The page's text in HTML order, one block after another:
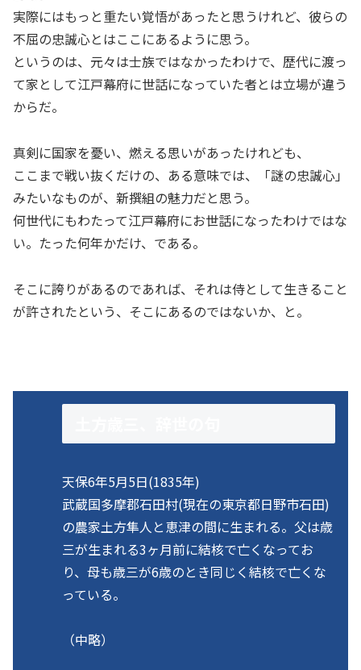
実際にはもっと重たい覚悟があったと思うけれど、彼らの
不屈の忠誠心とはここにあるように思う。
というのは、元々は士族ではなかったわけで、歴代に渡っ
て家として江戸幕府に世話になっていた者とは立場が違う
からだ。
真剣に国家を憂い、燃える思いがあったけれども、
ここまで戦い抜くだけの、ある意味では、「謎の忠誠心」
みたいなものが、新撰組の魅力だと思う。
何世代にもわたって江戸幕府にお世話になったわけではな
い。たった何年かだけ、である。
そこに誇りがあるのであれば、それは侍として生きること
が許されたという、そこにあるのではないか、と。
天保6年5月5日(1835年)
武蔵国多摩郡石田村(現在の東京都日野市石田)
の農家土方隼人と恵津の間に生まれる。父は歳
三が生まれる3ヶ月前に結核で亡くなってお
り、母も歳三が6歳のとき同じく結核で亡くな
っている。
（中略）